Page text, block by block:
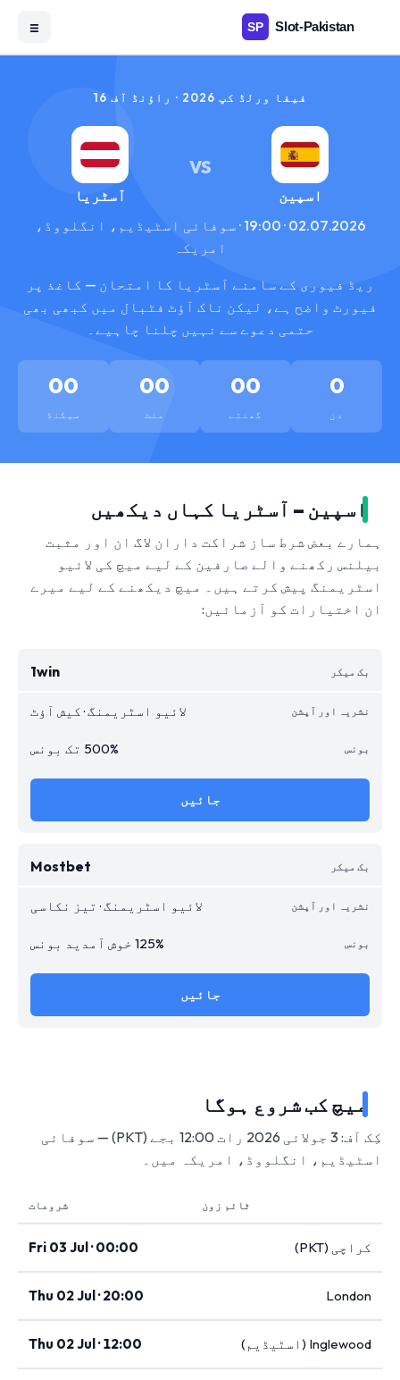
☰
فیفا ورلڈ کپ 2026 · راؤنڈ آف 16
اسپین
VS
آسٹریا
02.07.2026 · 19:00 · سوفائی اسٹیڈیم، انگلووڈ،
امریکہ
ریڈ فیوری کے سامنے آسٹریا کا امتحان — کاغذ پر
فیورٹ واضح ہے، لیکن ناک آؤٹ فٹبال میں کبھی بھی
حتمی دعوے سے نہیں چلنا چاہیے۔
0
دن
00
گھنٹے
00
منٹ
00
سیکنڈ
اسپین – آسٹریا کہاں دیکھیں
ہمارے بعض شرط ساز شراکت داران لاگ ان اور مثبت
بیلنس رکھنے والے صارفین کے لیے میچ کی لائیو
اسٹریمنگ پیش کرتے ہیں۔ میچ دیکھنے کے لیے میرے
ان اختیارات کو آزمائیں:
1win
لائیو اسٹریمنگ · کیش آؤٹ
500% تک بونس
جائیں
Mostbet
لائیو اسٹریمنگ · تیز نکاسی
125% خوش آمدید بونس
جائیں
میچ کب شروع ہوگا
کِک آف: 3 جولائی 2026 رات 12:00 بجے (PKT) — سوفائی
اسٹیڈیم، انگلووڈ، امریکہ میں۔
ٹائم زون شروعات
کراچی (PKT) Fri 03 Jul · 00:00
London
Thu 02 Jul · 20:00
Inglewood (اسٹیڈیم) Thu 02 Jul · 12:00